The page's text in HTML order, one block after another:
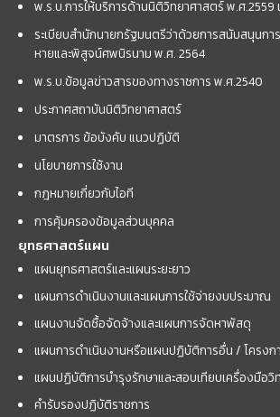
พ.ร.บ.การให้บริการด้านนิติวิทยาศาสตร์ พ.ศ
ระเบียบสำนักนายกรัฐมนตรีว่าด้วยการสนับสนุนก
หายและพิสูจน์ศพนิรนาม พ.ศ. 2564
พ.ร.บ.ข้อมูลข่าวสารของทางราชการ พ.ศ.2540
ประกาศสถาบันนิติวิทยาศาสตร์
มาตรการ ข้อบังคับ แนวปฏิบัติ
นโยบายการใช้งาน
กฎหมายเกี่ยวกับไอที
การคุ้มครองข้อมูลส่วนบุคคล
ยุทธศาสตร์แผน
แผนยุทธศาสตร์และแผนระยะยาว
แผนการดำเนินงานและแผนการใช้จ่ายงบประมาณ
แผนงานจัดซื้อจัดจ้างและแผนการจัดหาพัสดุ
แผนการดำเนินงานหรือแผนปฏิบัติการอื่น / โครงก
แผนปฏิบัติการบำรุงรักษาและสอบเทียบเครื่องมือวิ
คำรับรองปฏิบัติราชการ